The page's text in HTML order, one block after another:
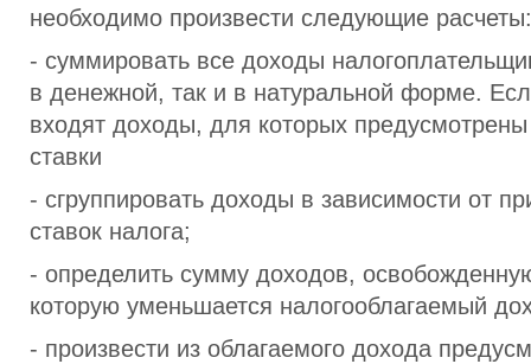
необходимо произвести следующие расчеты:
- суммировать все доходы
в денежной, так и в натуральной форме.
входят доходы, для которых
ставки
- сгруппировать доходы в зависимости от
ставок налога;
- определить сумму доходов,
которую уменьшается налогооблагаемый
- произвести из облагаемого дохода